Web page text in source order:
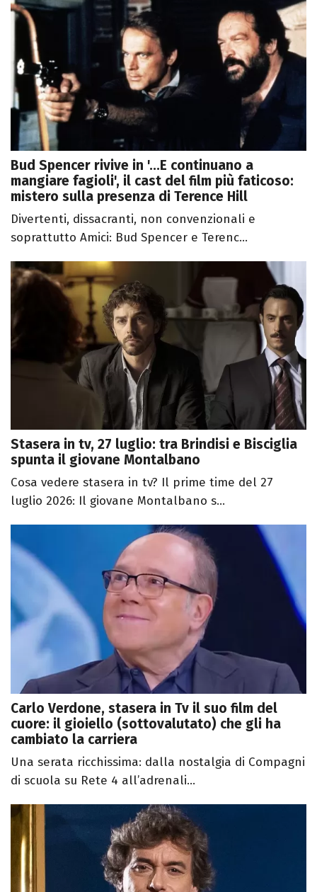
Bud Spencer rivive in '...E continuano a
mangiare fagioli', il cast del film più faticoso:
mistero sulla presenza di Terence Hill
Divertenti, dissacranti, non convenzionali e
soprattutto Amici: Bud Spencer e Terenc...
Stasera in tv, 27 luglio: tra Brindisi e Bisciglia
spunta il giovane Montalbano
Cosa vedere stasera in tv? Il prime time del 27
luglio 2026: Il giovane Montalbano s...
Carlo Verdone, stasera in Tv il suo film del
cuore: il gioiello (sottovalutato) che gli ha
cambiato la carriera
Una serata ricchissima: dalla nostalgia di Compagni
di scuola su Rete 4 all’adrenali...